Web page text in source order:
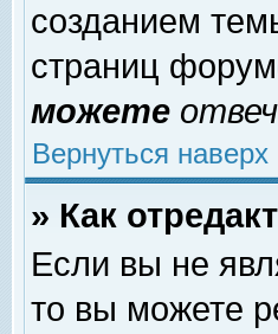
созданием
страниц
можете
Вернуться наверх
» Как
Если вы не
то вы можете